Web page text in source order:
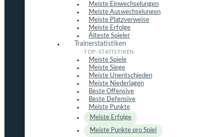
Meiste Einwechselungen
Meiste Auswechselungen
Meiste Platzverweise
Meiste Erfolge
Älteste Spieler
Trainerstatistiken
Meiste Spiele
Meiste Siege
Meiste Unentschieden
Meiste Niederlagen
Beste Offensive
Beste Defensive
Meiste Punkte
Meiste Erfolge
Meiste Punkte pro Spiel